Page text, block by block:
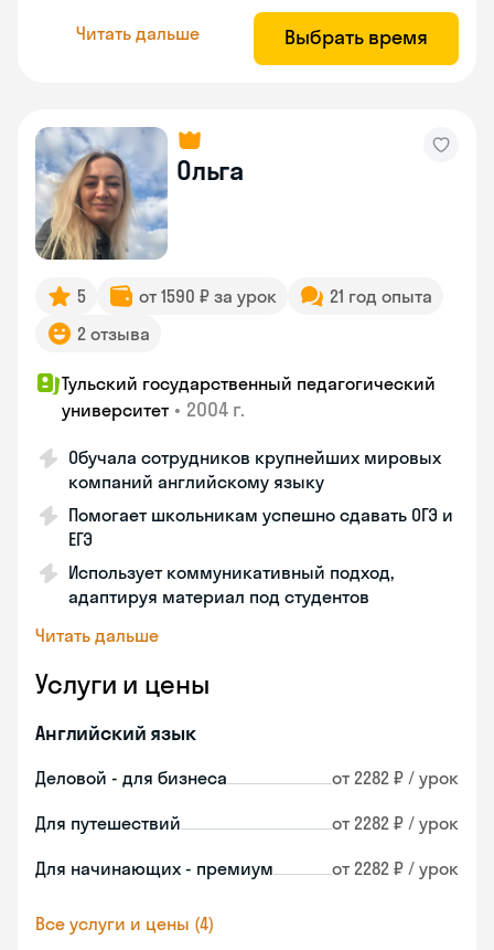
Читать дальше Выбрать время
Ольга
5 от 1590 ₽ за урок
21 год опыта
2 отзыва
Тульский государственный педагогический
университет • 2004 г.
Обучала сотрудников крупнейших мировых
компаний английскому языку
Помогает школьникам успешно сдавать ОГЭ и
ЕГЭ
Использует коммуникативный подход,
адаптируя материал под студентов
Читать дальше
Услуги и цены
Английский язык
Деловой - для бизнеса от 2282 ₽ / урок
Для путешествий от 2282 ₽ / урок
Для начинающих - премиум от 2282 ₽ / урок
Все услуги и цены (4)